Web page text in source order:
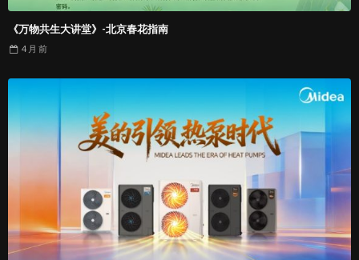
《万物共生大讲堂》-北京春花指南
4 月 前